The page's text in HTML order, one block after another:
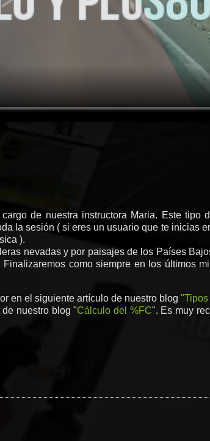
de nuestra instructora Maria. Este
la sesión ( si eres un usuario que te inicias
).
nevadas y por paisajes de los Países
como siempre en los últimos
en el siguiente artículo de nuestro blog
nuestro blog "Cálculo del %FC". Es muy